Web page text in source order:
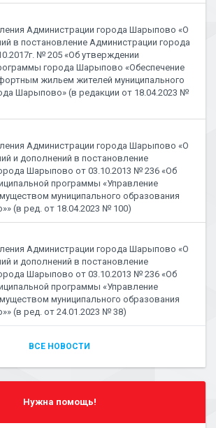
Администрации города Шарыпово «О
в постановление Администрации города
№ 205 «Об утверждении
города Шарыпово «Обеспечение
жильем жителей муниципального
Шарыпово» (в редакции от 18.04.2023 №
Администрации города Шарыпово «О
и дополнений в постановление
Шарыпово от 03.10.2013 № 236 «Об
программы «Управление
муниципального образования
(в ред. от 18.04.2023 № 100)
Администрации города Шарыпово «О
и дополнений в постановление
Шарыпово от 03.10.2013 № 236 «Об
программы «Управление
муниципального образования
(в ред. от 24.01.2023 № 38)
ВСЕ НОВОСТИ
Нужна помощь!